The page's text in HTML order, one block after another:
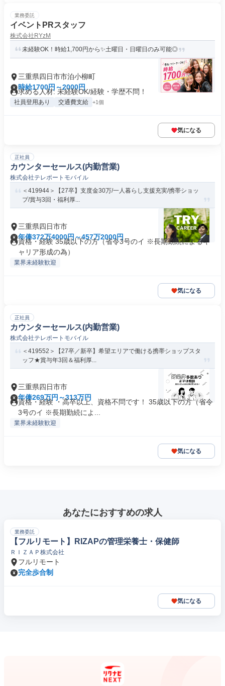
業務委託
イベントPRスタッフ
株式会社RYzM
未経験OK！時給1,700円から✨土曜日・日曜日のみ可能◎
三重県四日市市泊小柳町
時給1700円～2000円
求める人材: 未経験OK/経験・学歴不問！
社員登用あり 交通費支給 +1個
気になる
正社員
カウンターセールス(内勤営業)
株式会社テレポートモバイル
＜419944＞【27卒】支度金30万/一人暮らし支援充実/携帯ショッ
プ/賞与3回・福利厚...
三重県四日市市
年俸372万4000円～457万2000円
資格・経験 35歳以下の方（省令3号のイ ※長期勤続によるキ
ャリア形成の為）
業界未経験歓迎
気になる
正社員
カウンターセールス(内勤営業)
株式会社テレポートモバイル
＜419552＞【27卒／新卒】希望エリアで働ける携帯ショップスタ
ッフ★賞与年3回＆福利厚...
三重県四日市市
年俸269万円～313万円
資格・経験 ・高卒以上、資格不問です！ 35歳以下の方（省令
3号のイ ※長期勤続によ...
業界未経験歓迎
気になる
あなたにおすすめの求人
業務委託
【フルリモート】RIZAPの管理栄養士・保健師
ＲＩＺＡＰ株式会社
フルリモート
完全歩合制
気になる